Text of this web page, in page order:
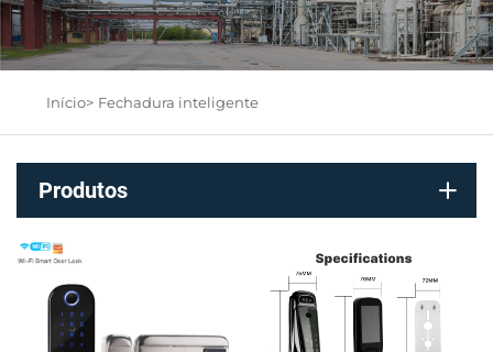
Início> Fechadura inteligente
Produtos